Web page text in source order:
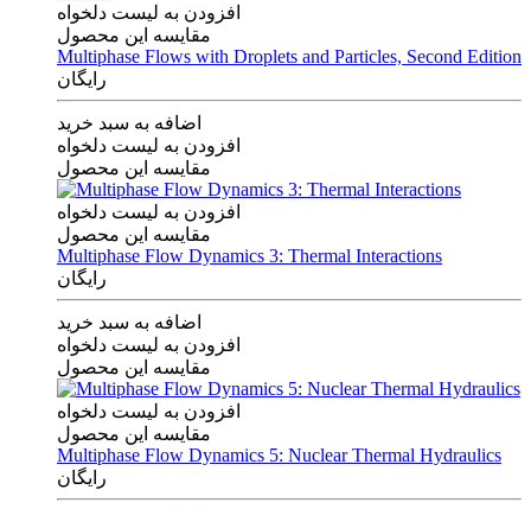
افزودن به لیست دلخواه
مقایسه این محصول
Multiphase Flows with Droplets and Particles, Second Edition
رایگان
اضافه به سبد خرید
افزودن به لیست دلخواه
مقایسه این محصول
افزودن به لیست دلخواه
مقایسه این محصول
Multiphase Flow Dynamics 3: Thermal Interactions
رایگان
اضافه به سبد خرید
افزودن به لیست دلخواه
مقایسه این محصول
افزودن به لیست دلخواه
مقایسه این محصول
Multiphase Flow Dynamics 5: Nuclear Thermal Hydraulics
رایگان